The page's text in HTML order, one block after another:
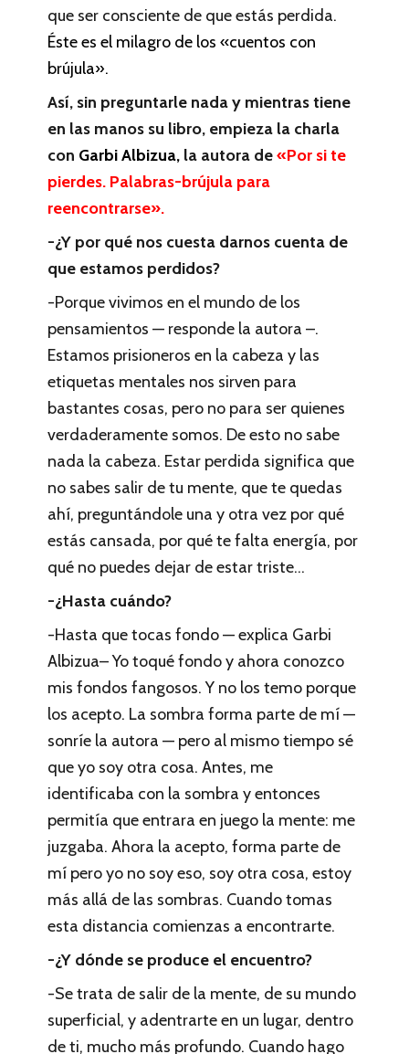
que ser consciente de que estás perdida.
Éste es el milagro de los «cuentos con
brújula».
Así, sin preguntarle nada y mientras tiene
en las manos su libro, empieza la charla
con Garbi Albizua, la autora de«Por si te
pierdes. Palabras-brújula para
reencontrarse».
-¿Y por qué nos cuesta darnos cuenta de
que estamos perdidos?
-Porque vivimos en el mundo de los
pensamientos — responde la autora –.
Estamos prisioneros en la cabeza y las
etiquetas mentales nos sirven para
bastantes cosas, pero no para ser quienes
verdaderamente somos. De esto no sabe
nada la cabeza. Estar perdida significa que
no sabes salir de tu mente, que te quedas
ahí, preguntándole una y otra vez por qué
estás cansada, por qué te falta energía, por
qué no puedes dejar de estar triste…
-¿Hasta cuándo?
-Hasta que tocas fondo — explica Garbi
Albizua– Yo toqué fondo y ahora conozco
mis fondos fangosos. Y no los temo porque
los acepto. La sombra forma parte de mí —
sonríe la autora — pero al mismo tiempo sé
que yo soy otra cosa. Antes, me
identificaba con la sombra y entonces
permitía que entrara en juego la mente: me
juzgaba. Ahora la acepto, forma parte de
mí pero yo no soy eso, soy otra cosa, estoy
más allá de las sombras. Cuando tomas
esta distancia comienzas a encontrarte.
-¿Y dónde se produce el encuentro?
-Se trata de salir de la mente, de su mundo
superficial, y adentrarte en un lugar, dentro
de ti, mucho más profundo. Cuando hago